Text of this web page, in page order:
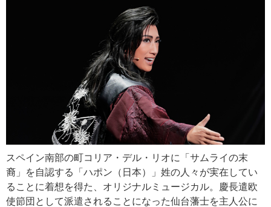
スペイン南部の町コリア・デル・リオに「サムライの末
裔」を自認する「ハポン（日本）」姓の人々が実在してい
ることに着想を得た、オリジナルミュージカル。慶長遣欧
使節団として派遣されることになった仙台藩士を主人公に